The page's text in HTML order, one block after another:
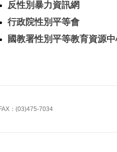
反性別暴力資訊網
行政院性別平等會
國教署性別平等教育資源
：(03)475-7034